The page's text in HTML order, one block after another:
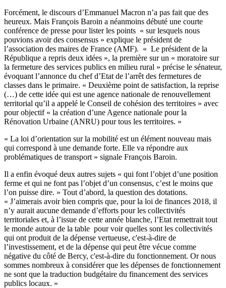
Forcément, le discours d’Emmanuel Macron n’a pas fait que des
heureux. Mais François Baroin a néanmoins débuté une courte
conférence de presse pour lister les points « sur lesquels nous
pouvions avoir des consensus » explique le président de
l’association des maires de France (AMF). « Le président de la
République a repris deux idées », la première sur un « moratoire sur
la fermeture des services publics en milieu rural » précise le sénateur,
évoquant l’annonce du chef d’Etat de l’arrêt des fermetures de
classes dans le primaire. « Deuxième point de satisfaction, la reprise
(…) de cette idée qui est une agence nationale de renouvellement
territorial qu’il a appelé le Conseil de cohésion des territoires » avec
pour objectif « la création d’une Agence nationale pour la
Rénovation Urbaine (ANRU) pour tous les territoires. »
« La loi d’orientation sur la mobilité est un élément nouveau mais
qui correspond à une demande forte. Elle va répondre aux
problématiques de transport » signale François Baroin.
Il a enfin évoqué deux autres sujets « qui font l’objet d’une position
ferme et qui ne font pas l’objet d’un consensus, c’est le moins que
l’on puisse dire. » Tout d’abord, la question des dotations.
« J’aimerais avoir bien compris que, pour la loi de finances 2018, il
n’y aurait aucune demande d’efforts pour les collectivités
territoriales et, à l’issue de cette année blanche, l’Etat remettrait tout
le monde autour de la table pour voir quelles sont les collectivités
qui ont produit de la dépense vertueuse, c'est-à-dire de
l’investissement, et de la dépense qui peut être vécue comme
négative du côté de Bercy, c'est-à-dire du fonctionnement. Or nous
sommes nombreux à considérer que les dépenses de fonctionnement
ne sont que la traduction budgétaire du financement des services
publics locaux. »